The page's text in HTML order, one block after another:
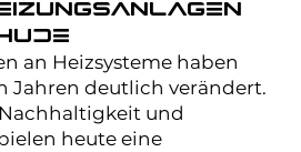
an Heizsysteme haben
Jahren deutlich verändert.
und
heute eine